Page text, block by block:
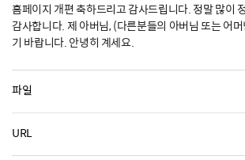
홈페이지 개편 축하드리고 감사드립니다. 정말 많이
감사합니다. 제 아버님, (다른분들의 아버님 또는 어
기 바랍니다. 안녕히 계세요.
파일
URL